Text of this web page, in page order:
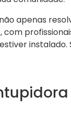
não apenas